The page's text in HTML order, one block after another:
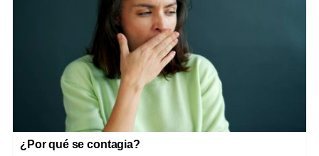
¿Por qué se contagia?